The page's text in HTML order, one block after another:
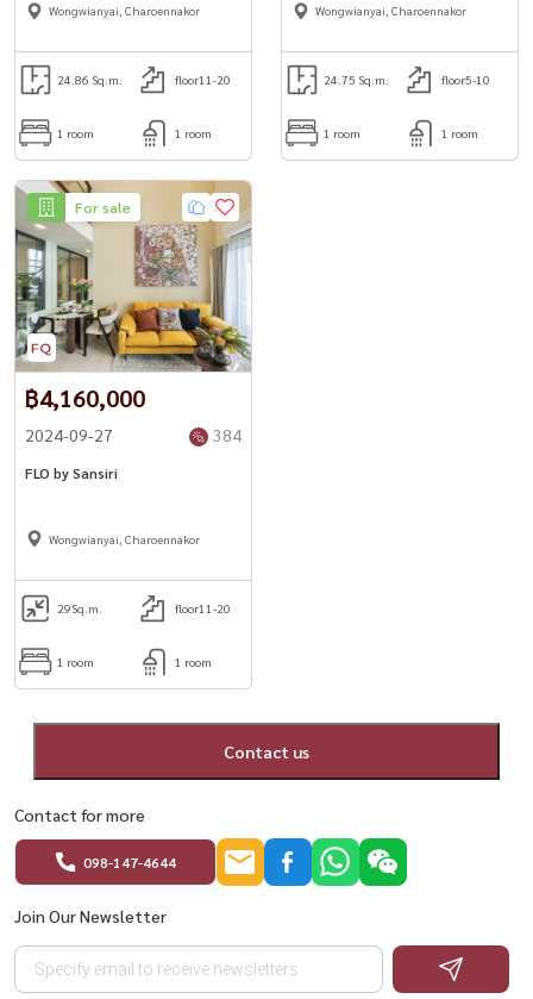
Wongwianyai, Charoennakor
24.86 Sq.m. floor11-20
1 room 1 room
Wongwianyai, Charoennakor
24.75 Sq.m. floor5-10
1 room 1 room
For sale
฿4,160,000
2024-09-27 384
FLO by Sansiri
Wongwianyai, Charoennakor
29Sq.m. floor11-20
1 room 1 room
Contact us
Contact for more
098-147-4644
Join Our Newsletter